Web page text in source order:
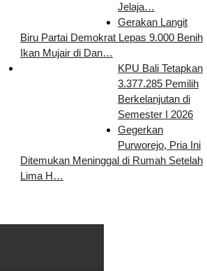
Jelaja…
Gerakan Langit
Biru Partai Demokrat Lepas 9.000 Benih
Ikan Mujair di Dan…
KPU Bali Tetapkan
3.377.285 Pemilih
Berkelanjutan di
Semester I 2026
Gegerkan
Purworejo, Pria Ini
Ditemukan Meninggal di Rumah Setelah
Lima H…